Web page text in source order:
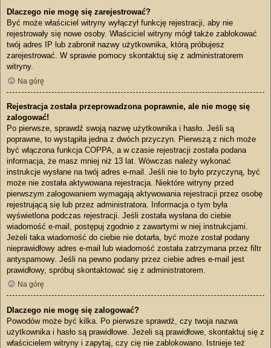
Dlaczego nie mogę się zarejestrować?
Być może właściciel witryny wyłączył funkcję rejestracji, aby nie
rejestrowały się nowe osoby. Właściciel witryny mógł także zablokować
twój adres IP lub zabronił nazwy użytkownika, którą próbujesz
zarejestrować. W sprawie pomocy skontaktuj się z administratorem
witryny.
Na górę
Rejestracja została przeprowadzona poprawnie, ale nie mogę się
zalogować!
Po pierwsze, sprawdź swoją nazwę użytkownika i hasło. Jeśli są
poprawne, to wystąpiła jedna z dwóch przyczyn. Pierwszą z nich może
być włączona funkcja COPPA, a w czasie rejestracji została podana
informacja, że masz mniej niż 13 lat. Wówczas należy wykonać
instrukcje wysłane na twój adres e-mail. Jeśli nie to było przyczyną, być
może nie została aktywowana rejestracja. Niektóre witryny przed
pierwszym zalogowaniem wymagają aktywowania rejestracji przez osobę
rejestrującą się lub przez administratora. Informacja o tym była
wyświetlona podczas rejestracji. Jeśli została wysłana do ciebie
wiadomość e-mail, postępuj zgodnie z zawartymi w niej instrukcjami.
Jeżeli taka wiadomość do ciebie nie dotarła, być może został podany
nieprawidłowy adres e-mail lub wiadomość została zatrzymana przez filtr
antyspamowy. Jeśli na pewno podany przez ciebie adres e-mail jest
prawidłowy, spróbuj skontaktować się z administratorem.
Na górę
Dlaczego nie mogę się zalogować?
Powodów może być kilka. Po pierwsze sprawdź, czy twoja nazwa
użytkownika i hasło są prawidłowe. Jeżeli są prawidłowe, skontaktuj się z
właścicielem witryny i zapytaj, czy cię nie zablokowano. Istnieje też